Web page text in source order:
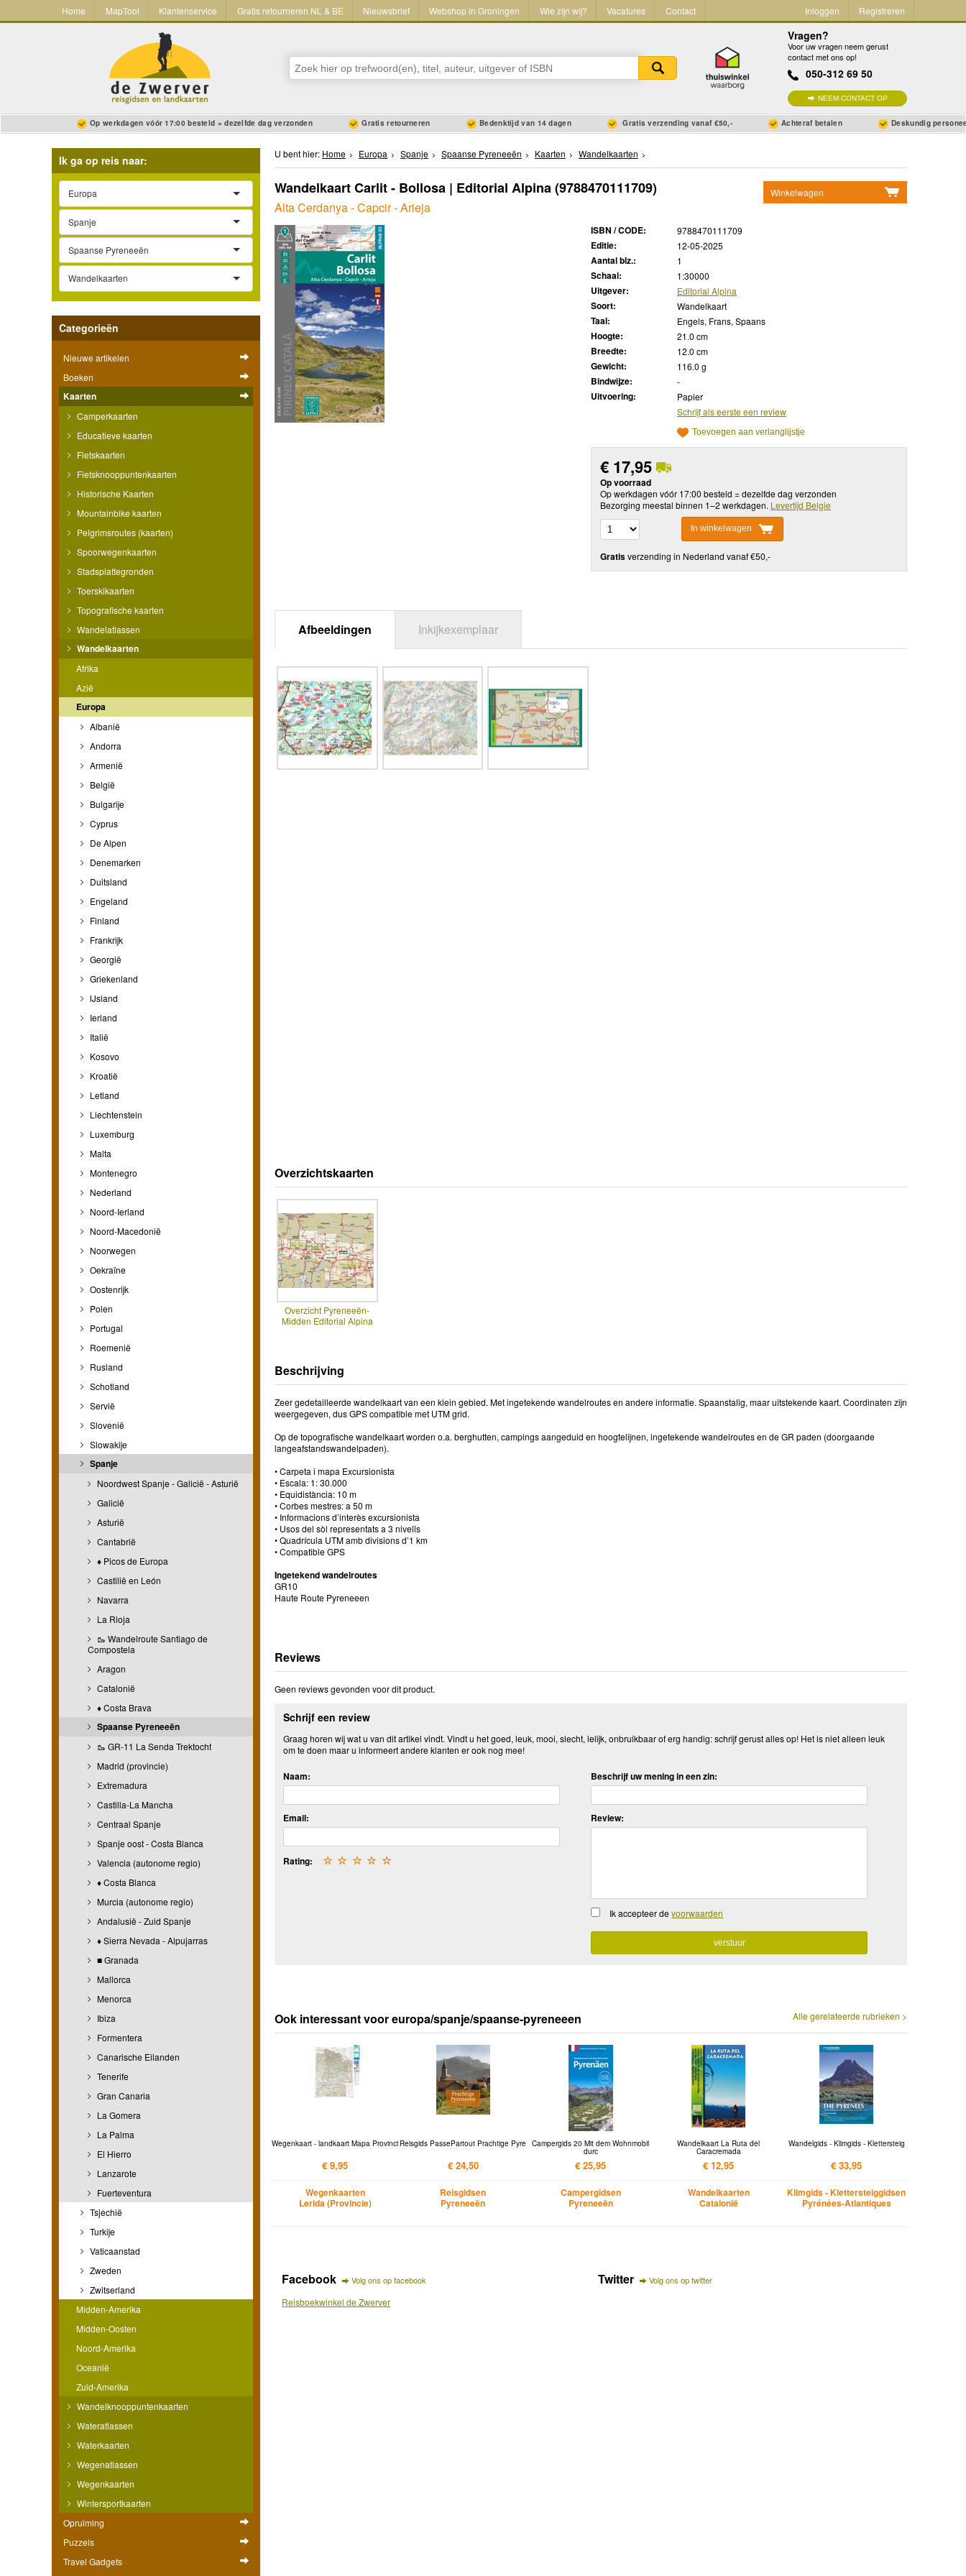
Home MapTool Klantenservice Gratis retourneren NL & BE Nieuwsbrief Webshop in Groningen Wie zijn wij? Vacatures Contact Inloggen Registreren
Vragen?
Voor uw vragen neem gerust
contact met ons op!
050-312 69 50
NEEM CONTACT OP
Op werkdagen vóór 17:00 besteld = dezelfde dag verzonden Gratis retourneren Bedenktijd van 14 dagen Gratis verzending vanaf €50,- Achteraf betalen Deskundig
Ik ga op reis naar:
Europa
Spanje
Spaanse Pyreneeën
Wandelkaarten
Categorieën
Nieuwe artikelen
Boeken
Kaarten
Camperkaarten
Educatieve kaarten
Fietskaarten
Fietsknooppuntenkaarten
Historische Kaarten
Mountainbike kaarten
Pelgrimsroutes (kaarten)
Spoorwegenkaarten
Stadsplattegronden
Toerskikaarten
Topografische kaarten
Wandelatlassen
Wandelkaarten
Afrika
Azië
Europa
Albanië
Andorra
Armenië
België
Bulgarije
Cyprus
De Alpen
Denemarken
Duitsland
Engeland
Finland
Frankrijk
Georgië
Griekenland
IJsland
Ierland
Italië
Kosovo
Kroatië
Letland
Liechtenstein
Luxemburg
Malta
Montenegro
Nederland
Noord-Ierland
Noord-Macedonië
Noorwegen
Oekraïne
Oostenrijk
Polen
Portugal
Roemenië
Rusland
Schotland
Servië
Slovenië
Slowakije
Spanje
Noordwest Spanje - Galicië - Asturië
Galicië
Asturië
Cantabrië
♦ Picos de Europa
Castilië en León
Navarra
La Rioja
🥾 Wandelroute Santiago de
Compostela
Aragon
Catalonië
♦ Costa Brava
Spaanse Pyreneeën
🥾 GR-11 La Senda Trektocht
Madrid (provincie)
Extremadura
Castilla-La Mancha
Centraal Spanje
Spanje oost - Costa Blanca
Valencia (autonome regio)
♦ Costa Blanca
Murcia (autonome regio)
Andalusië - Zuid Spanje
♦ Sierra Nevada - Alpujarras
■ Granada
Mallorca
Menorca
Ibiza
Formentera
Canarische Eilanden
Tenerife
Gran Canaria
La Gomera
La Palma
El Hierro
Lanzarote
Fuerteventura
Tsjechië
Turkije
Vaticaanstad
Zweden
Zwitserland
Midden-Amerika
Midden-Oosten
Noord-Amerika
Oceanië
Zuid-Amerika
Wandelknooppuntenkaarten
Wateratlassen
Waterkaarten
Wegenatlassen
Wegenkaarten
Wintersportkaarten
Opruiming
Puzzels
Travel Gadgets
U bent hier: Home Europa Spanje Spaanse Pyreneeën Kaarten Wandelkaarten
Winkelwagen
Wandelkaart Carlit - Bollosa | Editorial Alpina(9788470111709)
Alta Cerdanya - Capcir - Arieja
ISBN / CODE: 9788470111709
Editie: 12-05-2025
Aantal blz.: 1
Schaal: 1:30000
Uitgever: Editorial Alpina
Soort: Wandelkaart
Taal: Engels, Frans, Spaans
Hoogte: 21.0 cm
Breedte: 12.0 cm
Gewicht: 116.0 g
Bindwijze: -
Uitvoering:
Papier
Schrijf als eerste een review
Toevoegen aan verlanglijstje
€ 17,95
Op voorraad
Op werkdagen vóór 17:00 besteld = dezelfde dag verzonden
Bezorging meestal binnen 1–2 werkdagen. Levertijd Belgie
In winkelwagen
Gratisverzending in Nederland vanaf €50,-
Afbeeldingen Inkijkexemplaar
Overzichtskaarten
Overzicht Pyreneeën-
Midden Editorial Alpina
Beschrijving
Zeer gedetailleerde wandelkaart van een klein gebied. Met ingetekende wandelroutes en andere informatie. Spaanstalig, maar uitstekende kaart. Coordinaten zijn
weergegeven, dus GPS compatible met UTM grid.
Op de topografische wandelkaart worden o.a. berghutten, campings aangeduid en hoogtelijnen, ingetekende wandelroutes en de GR paden (doorgaande
langeafstandswandelpaden).
• Carpeta i mapa Excursionista
• Escala: 1: 30.000
• Equidistància: 10 m
• Corbes mestres: a 50 m
• Informacions d’interès excursionista
• Usos del sòl representats a 3 nivells
• Quadrícula UTM amb divisions d’1 km
• Compatible GPS
Ingetekend wandelroutes
GR10
Haute Route Pyreneeen
Reviews
Geen reviews gevonden voor dit product.
Schrijf een review
Graag horen wij wat u van dit artikel vindt. Vindt u het goed, leuk, mooi, slecht, lelijk, onbruikbaar of erg handig: schrijf gerust alles op! Het is niet alleen leuk
om te doen maar u informeert andere klanten er ook nog mee!
Naam:
Email:
Rating: ☆
☆
☆
☆
☆
Beschrijf uw mening in een zin:
Review:
Ik accepteer devoorwaarden
Alle gerelateerde rubrieken >
Ook interessant voor europa/spanje/spaanse-pyreneeen
Wegenkaart - landkaart Mapa Provinci
€ 9,95
Wegenkaarten
Lerida (Provincie)
Reisgids PassePartout Prachtige Pyre
€ 24,50
Reisgidsen
Pyreneeën
Campergids 20 Mit dem Wohnmobil
durc
€ 25,95
Campergidsen
Pyreneeën
Wandelkaart La Ruta del
Caracremada
€ 12,95
Wandelkaarten
Catalonië
Wandelgids - Klimgids - Klettersteig
€ 33,95
Klimgids - Klettersteiggidsen
Pyrénées-Atlantiques
Facebook Volg ons op facebook
Reisboekwinkel de Zwerver
Twitter Volg ons op twitter